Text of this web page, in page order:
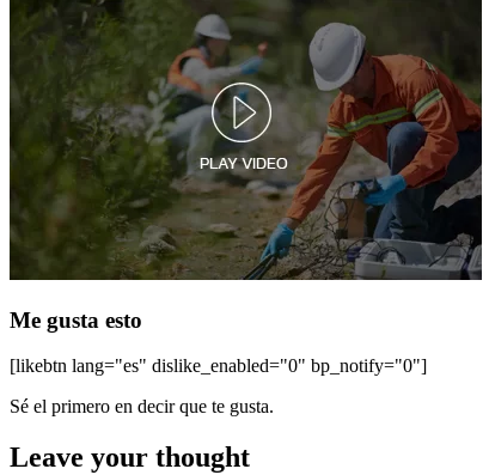
Me gusta esto
[likebtn lang="es" dislike_enabled="0" bp_notify="0"]
Sé el primero en decir que te gusta.
Leave your thought